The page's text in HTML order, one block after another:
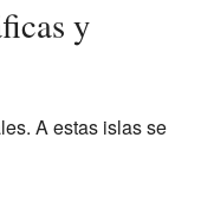
y
A estas islas se